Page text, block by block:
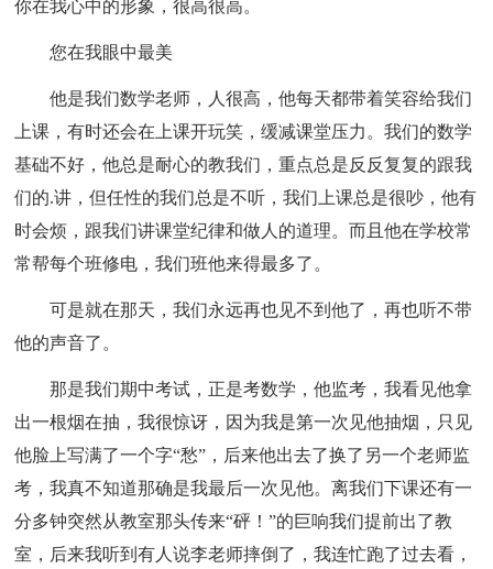
你在我心中的形象，很高很高。
您在我眼中最美
他是我们数学老师，人很高，他每天都带着笑容给我们
上课，有时还会在上课开玩笑，缓减课堂压力。我们的数学
基础不好，他总是耐心的教我们，重点总是反反复复的跟我
们的.讲，但任性的我们总是不听，我们上课总是很吵，他有
时会烦，跟我们讲课堂纪律和做人的道理。而且他在学校常
常帮每个班修电，我们班他来得最多了。
可是就在那天，我们永远再也见不到他了，再也听不带
他的声音了。
那是我们期中考试，正是考数学，他监考，我看见他拿
出一根烟在抽，我很惊讶，因为我是第一次见他抽烟，只见
他脸上写满了一个字“愁”，后来他出去了换了另一个老师监
考，我真不知道那确是我最后一次见他。离我们下课还有一
分多钟突然从教室那头传来“砰！”的巨响我们提前出了教
室，后来我听到有人说李老师摔倒了，我连忙跑了过去看，